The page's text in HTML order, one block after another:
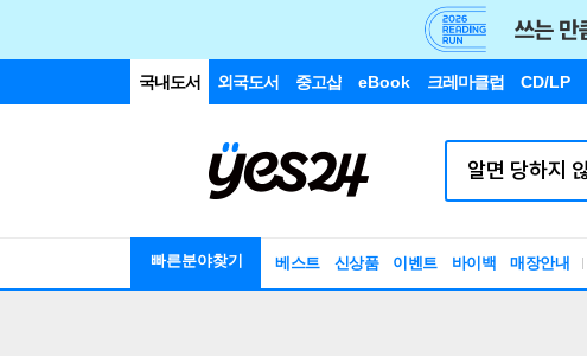
국내도서 외국도서 중고샵 eBook 크레마클럽 CD/LP
빠른분야찾기 베스트 신상품 이벤트 바이백 매장안내